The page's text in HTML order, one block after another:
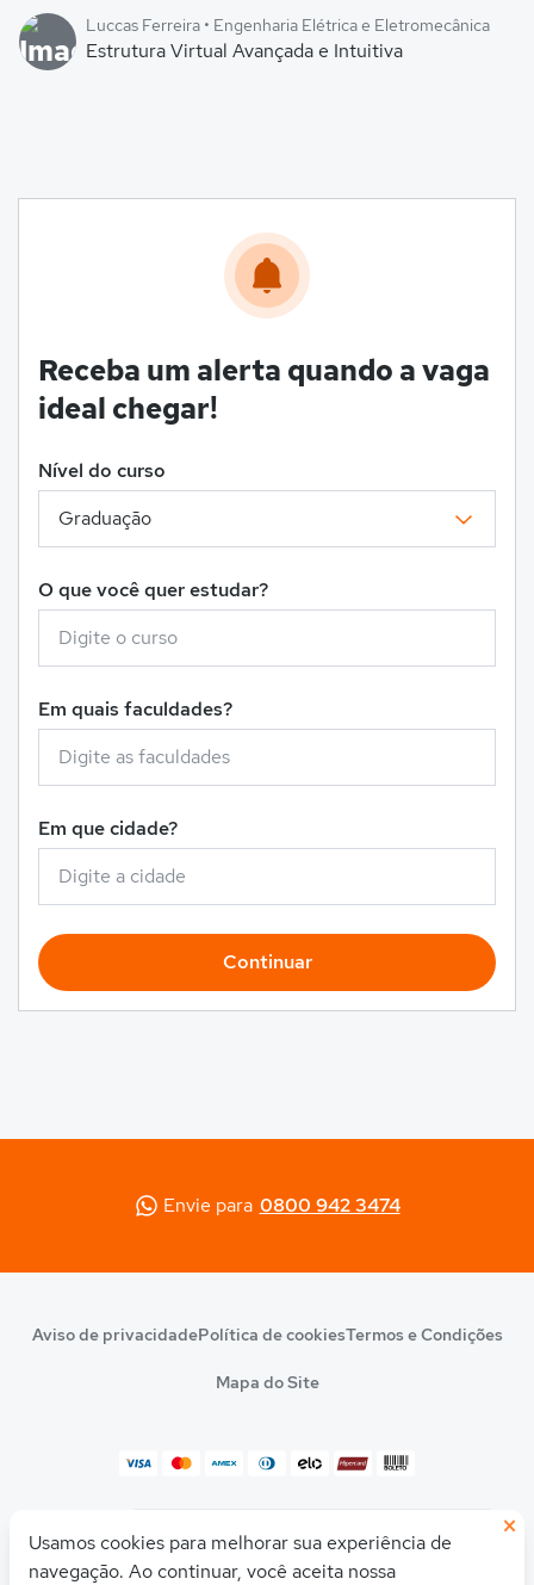
Olá! Quer uma ajudinha para descobrir seu
curso ou faculdade ideal?
Luccas Ferreira • Engenharia Elétrica e Eletromecânica
Estrutura Virtual Avançada e Intuitiva
Receba um alerta quando a vaga
ideal chegar!
Nível do curso
O que você quer estudar?
Em quais faculdades?
Em que cidade?
Continuar
Envie para 0800 942 3474
Aviso de privacidadePolítica de cookiesTermos e Condições
Mapa do Site
© 2026 Quero Educação
CNPJ 10.542.212/0001-54
×
Usamos cookies para melhorar sua experiência de
navegação. Ao continuar, você aceita nossa